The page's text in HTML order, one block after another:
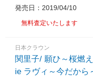
発売日：2019/04/10
無料査定いたします
日本クラウン
関里子/ 願ひ～桜燃
ie ラヴィ～今だから